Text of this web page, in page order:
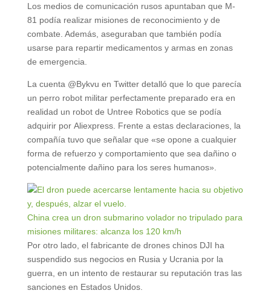
Los medios de comunicación rusos apuntaban que M-
81 podía realizar misiones de reconocimiento y de
combate. Además, aseguraban que también podía
usarse para repartir medicamentos y armas en zonas
de emergencia.
La cuenta @Bykvu en Twitter detalló que lo que parecía
un perro robot militar perfectamente preparado era en
realidad un robot de Untree Robotics que se podía
adquirir por Aliexpress. Frente a estas declaraciones, la
compañía tuvo que señalar que «se opone a cualquier
forma de refuerzo y comportamiento que sea dañino o
potencialmente dañino para los seres humanos».
China crea un dron submarino volador no tripulado para
misiones militares: alcanza los 120 km/h
Por otro lado, el fabricante de drones chinos DJI ha
suspendido sus negocios en Rusia y Ucrania por la
guerra, en un intento de restaurar su reputación tras las
sanciones en Estados Unidos.